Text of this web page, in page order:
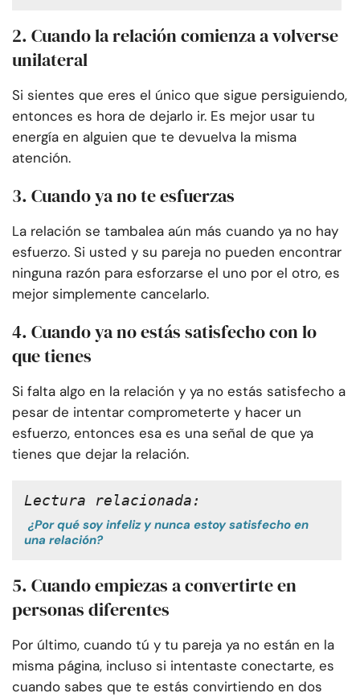
2. Cuando la relación comienza a volverse
unilateral
Si sientes que eres el único que sigue persiguiendo,
entonces es hora de dejarlo ir. Es mejor usar tu
energía en alguien que te devuelva la misma
atención.
3. Cuando ya no te esfuerzas
La relación se tambalea aún más cuando ya no hay
esfuerzo. Si usted y su pareja no pueden encontrar
ninguna razón para esforzarse el uno por el otro, es
mejor simplemente cancelarlo.
4. Cuando ya no estás satisfecho con lo
que tienes
Si falta algo en la relación y ya no estás satisfecho a
pesar de intentar comprometerte y hacer un
esfuerzo, entonces esa es una señal de que ya
tienes que dejar la relación.
Lectura relacionada:
¿Por qué soy infeliz y nunca estoy satisfecho en
una relación?
5. Cuando empiezas a convertirte en
personas diferentes
Por último, cuando tú y tu pareja ya no están en la
misma página, incluso si intentaste conectarte, es
cuando sabes que te estás convirtiendo en dos